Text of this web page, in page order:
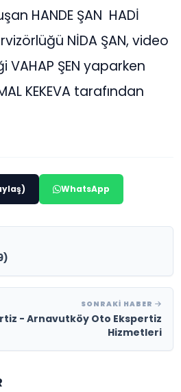
HANDE ŞAN HADİ
NİDA ŞAN, video
ŞEN yaparken
KEKEVA tarafından
WhatsApp
SONRAKI HABER
- Arnavutköy Oto Ekspertiz
Hizmetleri